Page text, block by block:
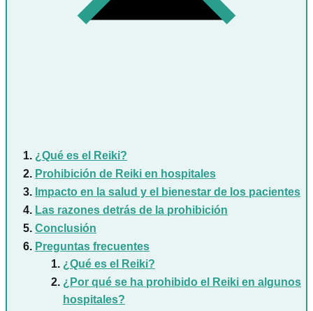
¿Qué es el Reiki?
Prohibición de Reiki en hospitales
Impacto en la salud y el bienestar de los pacientes
Las razones detrás de la prohibición
Conclusión
Preguntas frecuentes
¿Qué es el Reiki?
¿Por qué se ha prohibido el Reiki en algunos
hospitales?